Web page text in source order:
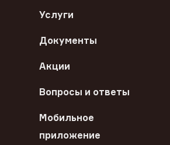
Услуги
Документы
Акции
Вопросы и ответы
Мобильное
приложение